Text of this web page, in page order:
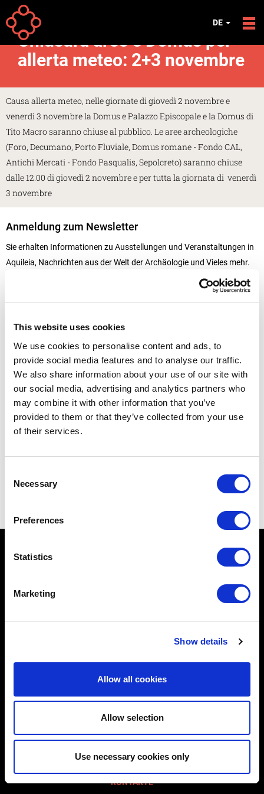
This website uses cookies
We use cookies to personalise content and ads, to
provide social media features and to analyse our traffic.
We also share information about your use of our site with
our social media, advertising and analytics partners who
may combine it with other information that you’ve
provided to them or that they’ve collected from your use
of their services.
Selection
Necessary
Preferences
Statistics
Marketing
Show details
Allow all cookies
Allow selection
Use necessary cookies only
Direkt zum Inhalt
DE
Your
are
here
Startseite
Chiusura aree e Domus per
allerta meteo: 2+3 novembre
Causa allerta meteo, nelle giornate di giovedì 2 novembre e
venerdì 3 novembre la Domus e Palazzo Episcopale e la Domus di
Tito Macro saranno chiuse al pubblico. Le aree archeologiche
(Foro, Decumano, Porto Fluviale, Domus romane - Fondo CAL,
Antichi Mercati - Fondo Pasqualis, Sepolcreto) saranno chiuse
dalle 12.00 di giovedì 2 novembre e per tutta la giornata di venerdì
3 novembre
Anmeldung zum Newsletter
Sie erhalten Informationen zu Ausstellungen und Veranstaltungen in
Aquileia, Nachrichten aus der Welt der Archäologie und Vieles mehr.
Email
Privacy
Ich bin mit denDatenschutzbestimmungen einverstanden*
SENDEN
AKTIVITÄTEN
BEREICH PRESSE
PRESSEMELDUNGEN
PUBLIKATIONEN
KONTAKTE